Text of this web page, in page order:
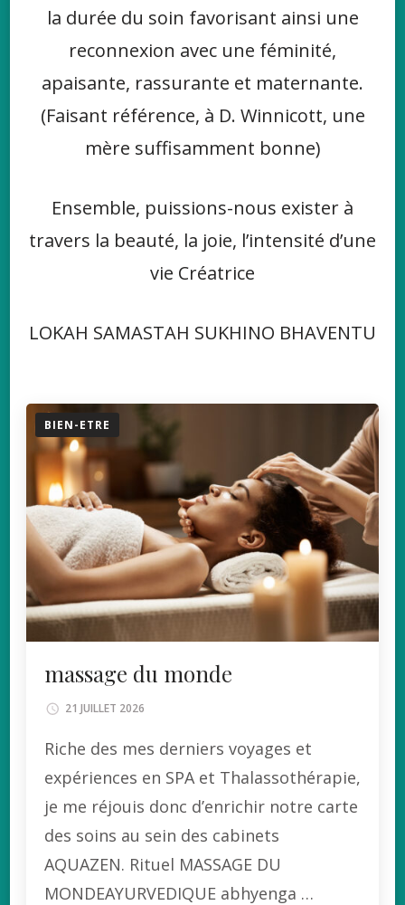
la durée du soin favorisant ainsi une
reconnexion avec une féminité,
apaisante, rassurante et maternante.
(Faisant référence, à D. Winnicott, une
mère suffisamment bonne)
Ensemble, puissions-nous exister à
travers la beauté, la joie, l’intensité d’une
vie Créatrice
LOKAH SAMASTAH SUKHINO BHAVENTU
BIEN-ETRE
massage du monde
21 JUILLET 2026
Riche des mes derniers voyages et
expériences en SPA et Thalassothérapie,
je me réjouis donc d’enrichir notre carte
des soins au sein des cabinets
AQUAZEN. Rituel MASSAGE DU
MONDEAYURVEDIQUE abhyenga …